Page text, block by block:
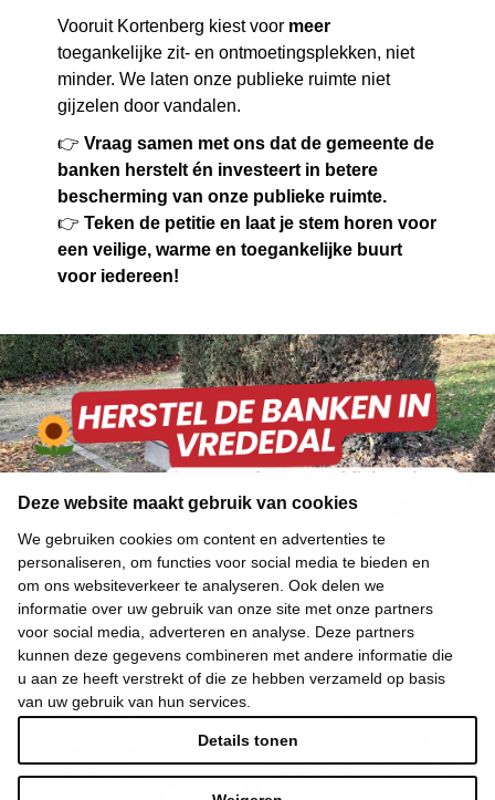
Deze website maakt gebruik van cookies
We gebruiken cookies om content en advertenties te
personaliseren, om functies voor social media te bieden en
om ons websiteverkeer te analyseren. Ook delen we
informatie over uw gebruik van onze site met onze partners
voor social media, adverteren en analyse. Deze partners
kunnen deze gegevens combineren met andere informatie die
u aan ze heeft verstrekt of die ze hebben verzameld op basis
van uw gebruik van hun services.
Details tonen
Vooruit Kortenberg kiest voor meer
toegankelijke zit- en ontmoetingsplekken, niet
minder. We laten onze publieke ruimte niet
gijzelen door vandalen.
👉 Vraag samen met ons dat de gemeente de
banken herstelt én investeert in betere
bescherming van onze publieke ruimte.
👉 Teken de petitie en laat je stem horen voor
een veilige, warme en toegankelijke buurt
voor iedereen!